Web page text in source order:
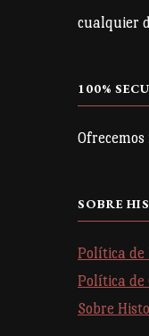
cualquier
100%
SOBRE
Política de
Política de
Sobre